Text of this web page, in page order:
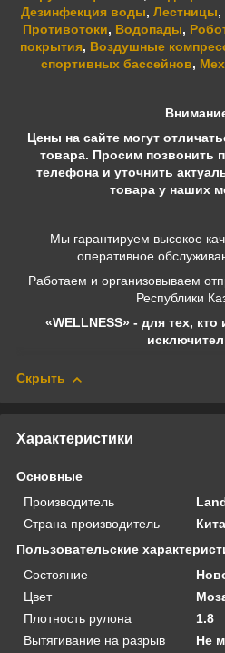
Дезинфекция воды, Лестницы,
Противотоки, Водопады,
покрытия, Воздушные
спортивных бассейнов,
Цены на сайте могут
товара. Просим позвонить
телефона и уточнить
товара у наших
Мы гарантируем высокое
оперативное
Работаем и организовываем
Республики
«WELLNESS» - для тех,
Скрыть
Характеристики
Основные
Производитель
Страна производитель
Пользовательские
Состояние
Цвет
Плотность рулона
1.8
Вытягивание на разрыв
Не